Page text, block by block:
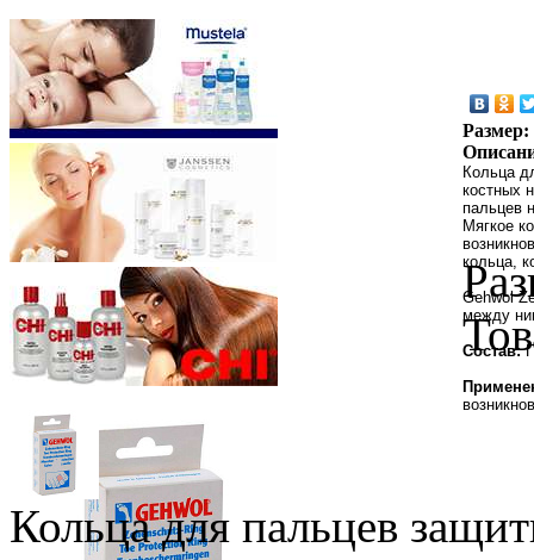
Размер:
Кольца
костных
пальцев
Мягкое
кольца,
Gehwol
между
Состав:
Кольца для пальцев